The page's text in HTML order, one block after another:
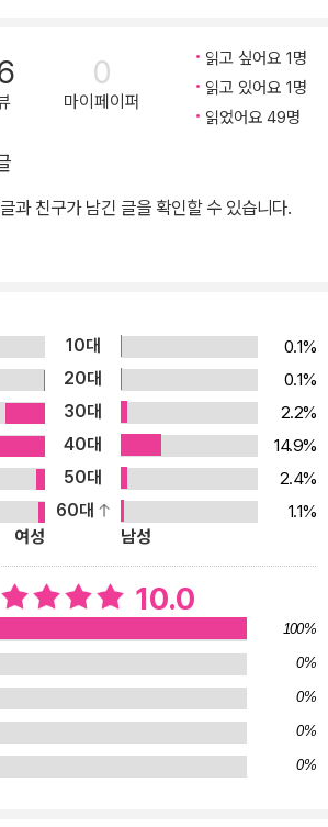
영상 콘텐츠로 풀어 내어 자연 생물에 호기
은 사랑을 받고 있습니다. 생생한 ‘에피
활동’ 《에그박사》는 만화로 풀어 낸 생생한
워크북 활동, 에그박사의 제작 일기로 구성
중간중간 ‘생물 찾기 놀이’, ‘생물 도감 그리
기’ 등 다양한 워크북 활동과 에그박사 영상
0
마이페이퍼
읽고 싶어요 1명
읽고 있어요 1명
읽었어요 49명
과 친구가 남긴 글을 확인할 수 있습니다.
10대
0.1%
20대
0.1%
30대
2.2%
40대
14.9%
50대
2.4%
60대
1.1%
여성
남성
10.0
100%
0%
0%
0%
0%